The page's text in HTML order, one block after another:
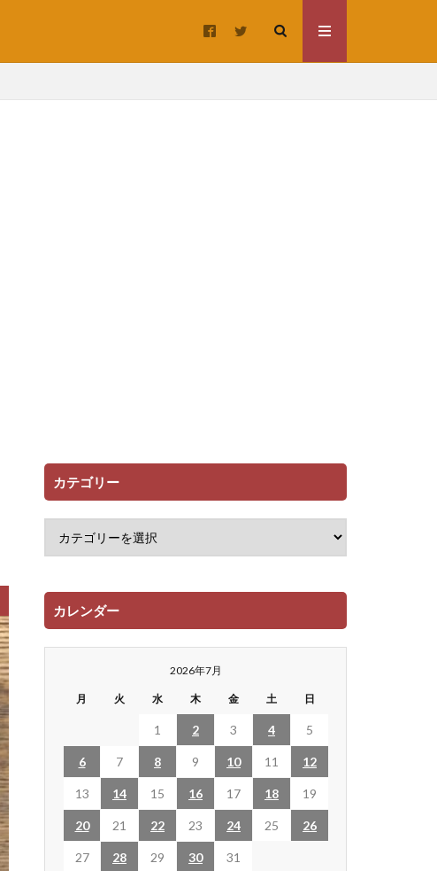
カテゴリー
カレンダー
2026年7月
月 火 水 木 金 土 日
1 2 3 4 5
6 7 8 9 10 11 12
13 14 15 16 17 18 19
20 21 22 23 24 25 26
27 28 29 30
31